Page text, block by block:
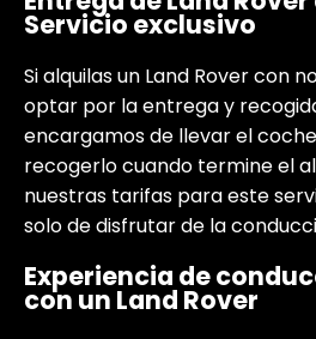
Servicio exclusivo
Si alquilas un Land Rover con
optar por la entrega y
encargamos de llevar el
recogerlo cuando termine el
nuestras tarifas para este
solo de disfrutar de la
Experiencia de
con un Land Rover